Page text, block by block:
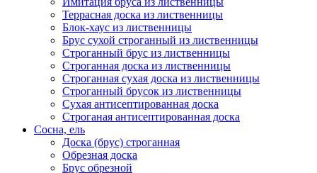
Террасная доска из лиственницы
Блок-хаус из лиственницы
Брус сухой строганный из лиственницы
Строганный брус из лиственницы
Строганная доска из лиственницы
Строганная сухая доска из лиственницы
Строганный брусок из лиственницы
Сухая антисептированная доска
Строганая антисептированная доска
Сосна, ель
Доска (брус) строганная
Обрезная доска
Брус обрезной